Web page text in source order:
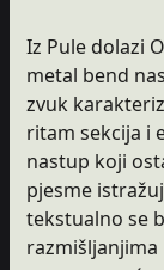
Iz Pule dolazi
metal bend
zvuk
ritam sekcija i
nastup koji
pjesme
tekstualno se